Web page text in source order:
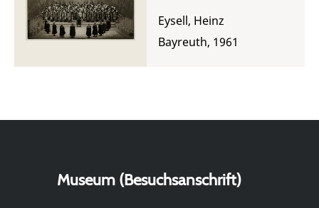
Eysell, Heinz
Bayreuth, 1961
Museum (Besuchsanschrift)